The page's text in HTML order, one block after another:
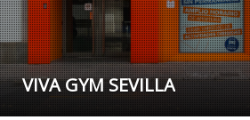
VIVA GYM SEVILLA